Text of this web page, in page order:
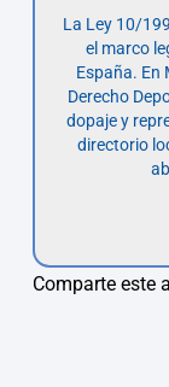
La Ley 10/
el marco
España. En
Derecho
dopaje y
directorio
Comparte este